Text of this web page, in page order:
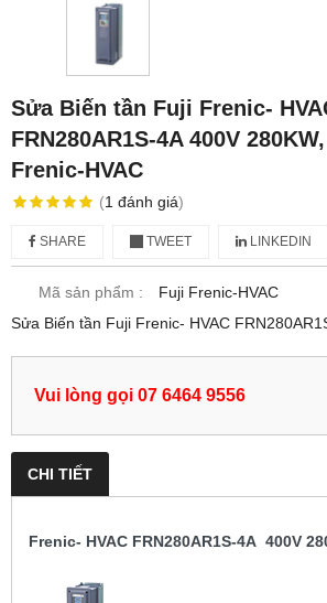
Sửa Biến tần Fuji Frenic-
FRN280AR1S-4A 400V
Frenic-HVAC
(1 đánh giá)
SHARE TWEET LINKEDIN
Mã sản phẩm :
Fuji Frenic-HVAC
Sửa Biến tần Fuji Frenic- HVAC
Vui lòng gọi 07 6464 9556
CHI TIẾT
Frenic- HVAC FRN280AR1S-4A 400V